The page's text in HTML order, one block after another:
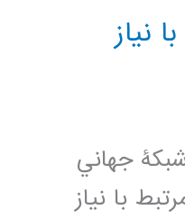
نياز
جهاني
با نياز